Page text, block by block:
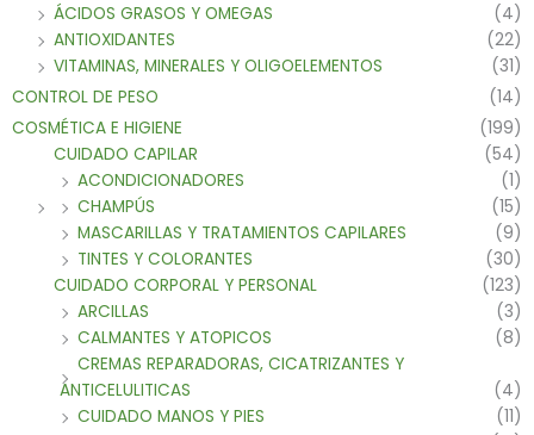
ÁCIDOS GRASOS Y OMEGAS
(4)
ANTIOXIDANTES
(22)
VITAMINAS, MINERALES Y OLIGOELEMENTOS
(31)
CONTROL DE PESO
(14)
COSMÉTICA E HIGIENE
(199)
CUIDADO CAPILAR
(54)
ACONDICIONADORES
(1)
CHAMPÚS
(15)
MASCARILLAS Y TRATAMIENTOS CAPILARES
(9)
TINTES Y COLORANTES
(30)
CUIDADO CORPORAL Y PERSONAL
(123)
ARCILLAS
(3)
CALMANTES Y ATOPICOS
(8)
CREMAS REPARADORAS, CICATRIZANTES Y
ANTICELULITICAS
(4)
CUIDADO MANOS Y PIES
(11)